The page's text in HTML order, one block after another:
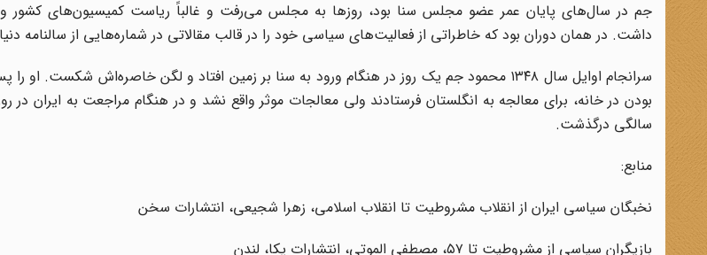
جم‌ در سال‌های پایان عمر عضو مجلس سنا بود، روز‌ها به مجلس می‌رفت و غالباً ریاست کمیسیون‌های کشور و
داشت. در همان دوران بود که خاطراتی ‌از فعالیت‌های ‌سیاسی‌ خود را در قالب‌ مقالاتی ‌در شماره‌هایی ‌از سالنامه
سرانجام اوایل سال ۱۳۴۸ محمود جم یک روز در هنگام ورود به سنا بر زمین افتاد و لگن خاصره‌اش شکست.
سالگی درگذشت.
منابع:
نخبگان سیاسی ایران از انقلاب مشروطیت تا انقلاب اسلامی، زهرا شجیعی، انتشارات سخن
بازیگران سیاسی از مشروطیت تا ۵۷، مصطفی الموتی، انتشارات پکا، لندن